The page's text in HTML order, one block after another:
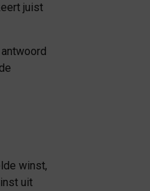
juist
winst,
uit